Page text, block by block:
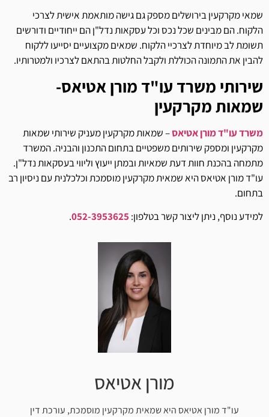
שמאי מקרקעין בירושלים מספק גם גישה מותאמת אישית לצרכי
הלקוח. הם מבינים שכל נכס וכל עסקאות נדל"ן הם ייחודיים ודורשים
תשומת לב מיוחדת לצרכיי הלקוח. שמאים מקצועיים יסייעו ללקוח
להבין את התמונה הכוללת ולקבל החלטות בהתאם לצרכיו ולמטרותיו.
שירותי משרד עו"ד מורן אטיאס-
שמאות מקרקעין
משרד עו"ד מורן אטיאס– שמאות מקרקעין מעניק שירותי שמאות
מקרקעין ומספק שירותים משפטיים בתחום התכנון והבניה. המשרד
מתמחה בהכנת חוות דעת שמאיות ובמתן ייעוץ וליווי בעסקאות נדל"ן.
עו"ד מורן אטיאס היא שמאית מקרקעין מוסמכת וכלכלנית עם ניסיון רב
בתחום.
למידע נוסף, ניתן ליצור קשר בטלפון: 052-3953625
.
מורן אטיאס
עו"ד מורן אטיאס היא שמאית מקרקעין מוסמכת, עורכת דין